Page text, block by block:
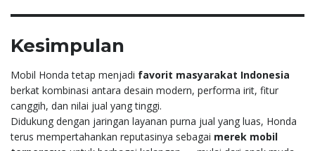
Kesimpulan
Mobil Honda tetap menjadi favorit masyarakat Indonesia
berkat kombinasi antara desain modern, performa irit, fitur
canggih, dan nilai jual yang tinggi.
Didukung dengan jaringan layanan purna jual yang luas, Honda
terus mempertahankan reputasinya sebagai merek mobil